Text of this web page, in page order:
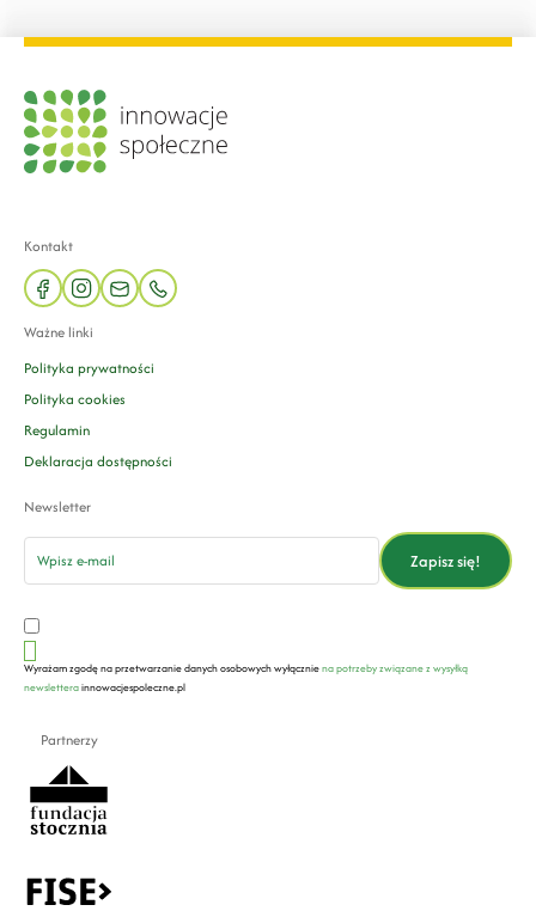
Kontakt
facebookinstagram
mail phone
Ważne linki
Polityka prywatności
Polityka cookies
Regulamin
Deklaracja dostępności
Newsletter
email
Zapisz się!
Wyrażam zgodę na przetwarzanie danych osobowych wyłączniena potrzeby związane z wysyłką
newsletterainnowacjespoleczne.pl
Partnerzy